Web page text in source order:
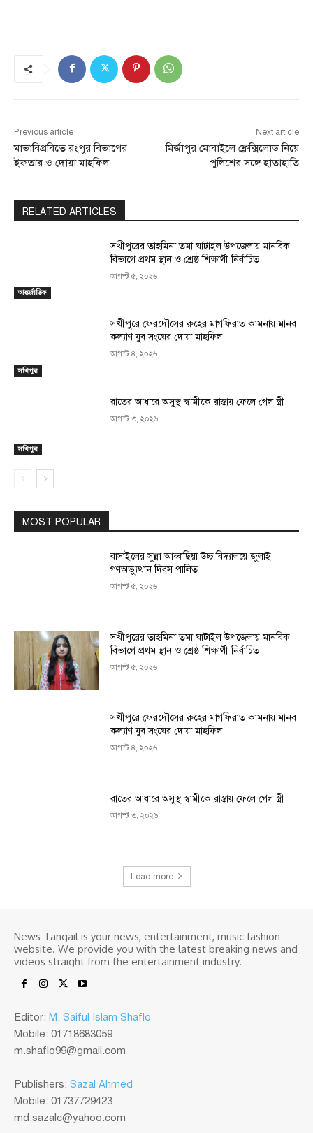
Previous article
মাভাবিপ্রবিতে রংপুর বিভাগের
ইফতার ও দোয়া মাহফিল
Next article
মির্জাপুর মোবাইলে ফ্লেক্সিলোড নিয়ে
পুলিশের সঙ্গে হাতাহাতি
RELATED ARTICLES
আন্তর্জাতিক
সখীপুরের তাহমিনা তমা ঘাটাইল উপজেলায় মানবিক
বিভাগে প্রথম স্থান ও শ্রেষ্ঠ শিক্ষার্থী নির্বাচিত
আগস্ট ৫, ২০২৬
সখিপুর
সখীপুরে ফেরদৌসের রুহের মাগফিরাত কামনায় মানব
কল্যাণ যুব সংঘের দোয়া মাহফিল
আগস্ট ৪, ২০২৬
সখিপুর
রাতের আধারে অসুস্থ স্বামীকে রাস্তায় ফেলে গেল স্ত্রী
আগস্ট ৩, ২০২৬
MOST POPULAR
বাসাইলের সুন্না আব্বাছিয়া উচ্চ বিদ্যালয়ে জুলাই
গণঅভ্যুত্থান দিবস পালিত
আগস্ট ৫, ২০২৬
সখীপুরের তাহমিনা তমা ঘাটাইল উপজেলায় মানবিক
বিভাগে প্রথম স্থান ও শ্রেষ্ঠ শিক্ষার্থী নির্বাচিত
আগস্ট ৫, ২০২৬
সখীপুরে ফেরদৌসের রুহের মাগফিরাত কামনায় মানব
কল্যাণ যুব সংঘের দোয়া মাহফিল
আগস্ট ৪, ২০২৬
রাতের আধারে অসুস্থ স্বামীকে রাস্তায় ফেলে গেল স্ত্রী
আগস্ট ৩, ২০২৬
Load more
News Tangail is your news, entertainment, music fashion
website. We provide you with the latest breaking news and
videos straight from the entertainment industry.
Editor: M. Saiful Islam Shaflo
Mobile: 01718683059
m.shaflo99@gmail.com
Publishers: Sazal Ahmed
Mobile: 01737729423
md.sazalc@yahoo.com